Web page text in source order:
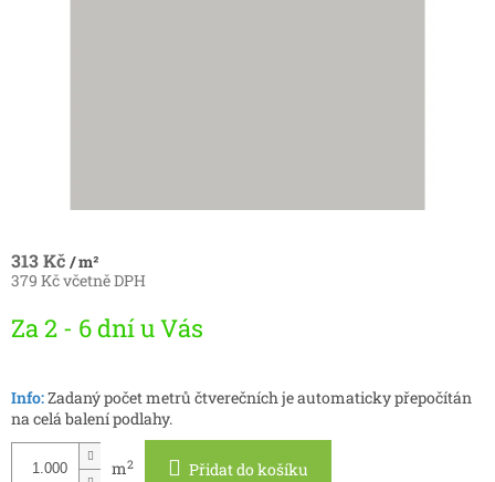
313 Kč / m²
379 Kč včetně DPH
cena:
Za 2 - 6 dní u Vás
Info:Zadaný počet metrů čtverečních je automaticky přepočítán
na celá balení podlahy.
m2 Přidat do košíku